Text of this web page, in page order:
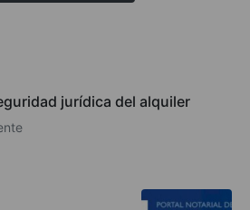
jurídica del alquiler